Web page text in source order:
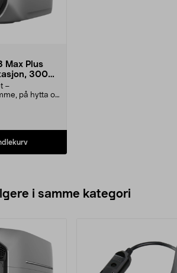
Max Plus
3000
–
på hytta og
i samme kategori